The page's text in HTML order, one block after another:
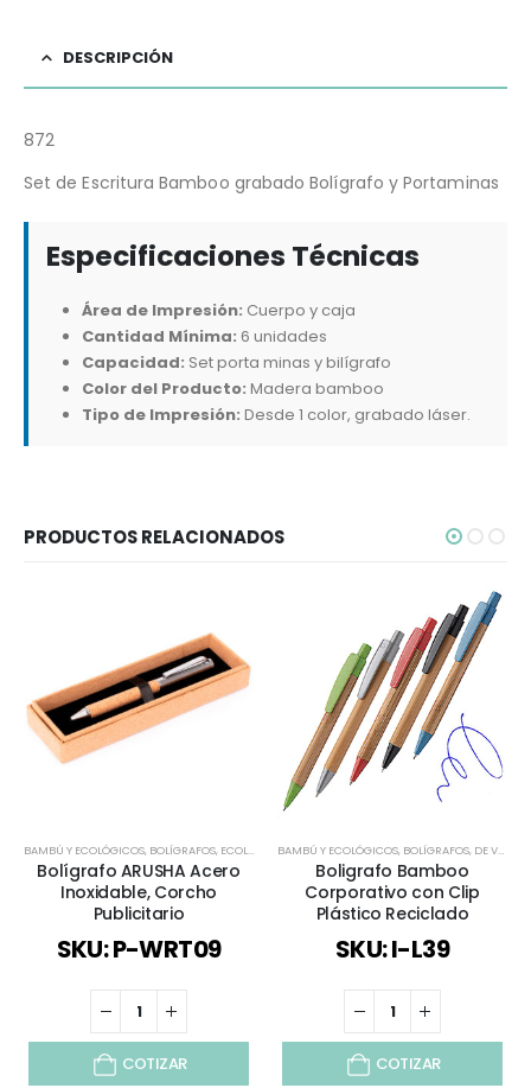
DESCRIPCIÓN
872
Set de Escritura Bamboo grabado Bolígrafo y Portaminas
Especificaciones Técnicas
Área de Impresión: Cuerpo y caja
Cantidad Mínima: 6 unidades
Capacidad: Set porta minas y bilígrafo
Color del Producto: Madera bamboo
Tipo de Impresión: Desde 1 color, grabado láser.
PRODUCTOS RELACIONADOS
BAMBÚ Y ECOLÓGICOS, BOLÍGRAFOS, ECOLÓGICOS Y SUSTENTABLES ,REGALOS DÍA DEL PADRE
Bolígrafo ARUSHA Acero
Inoxidable, Corcho
Publicitario
SKU: P-WRT09
COTIZAR
BAMBÚ Y ECOLÓGICOS, BOLÍGRAFOS, DE VUELTA AL COLEGIO
Boligrafo Bamboo
Corporativo con Clip
Plástico Reciclado
SKU: I-L39
COTIZAR